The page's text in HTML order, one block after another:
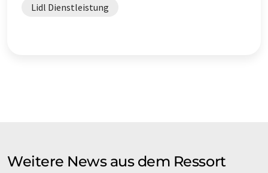
Lidl Dienstleistung
Weitere News aus dem Ressort